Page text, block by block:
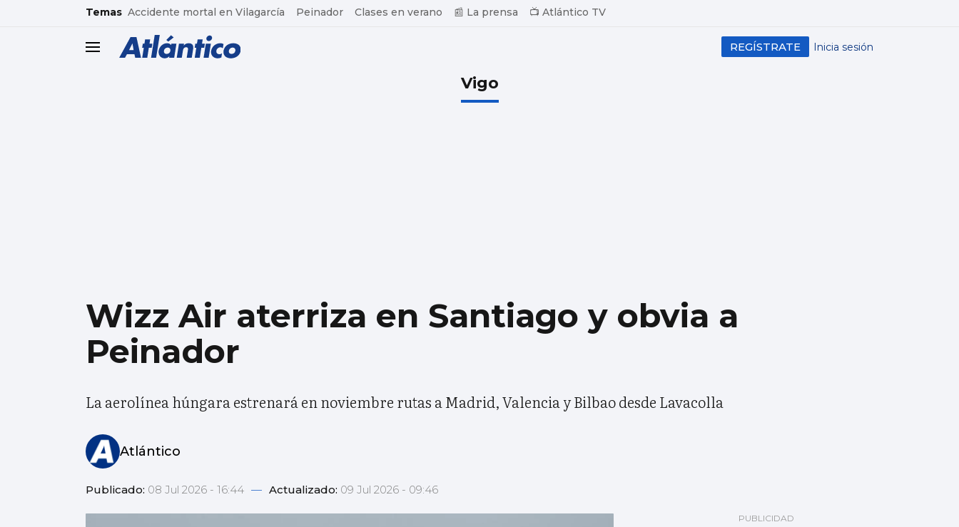
common.go-to-content
Temas Accidente mortal en Vilagarcía Peinador Clases en verano 📰 La prensa 📺 Atlántico TV
header.menu.open Inicia sesión
REGÍSTRATE
Vigo
Wizz Air aterriza en Santiago y obvia a
Peinador
La aerolínea húngara estrenará en noviembre rutas a Madrid, Valencia y Bilbao desde Lavacolla
Atlántico
Publicado: 08 Jul 2026 - 16:44 — Actualizado: 09 Jul 2026 - 09:46